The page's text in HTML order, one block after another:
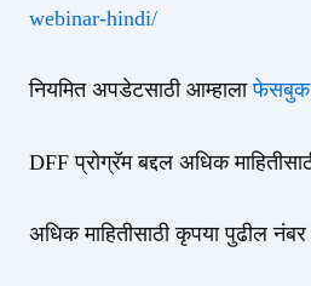
webinar-hindi/
नियमित अपडेटसाठी आम्हालाफेसबुक
DFF प्रोग्रॅम बद्दल अधिक
अधिक माहितीसाठी कृपया पुढील